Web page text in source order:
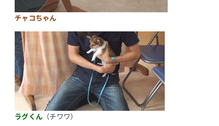
チャコちゃん
ラグくん （チワワ）